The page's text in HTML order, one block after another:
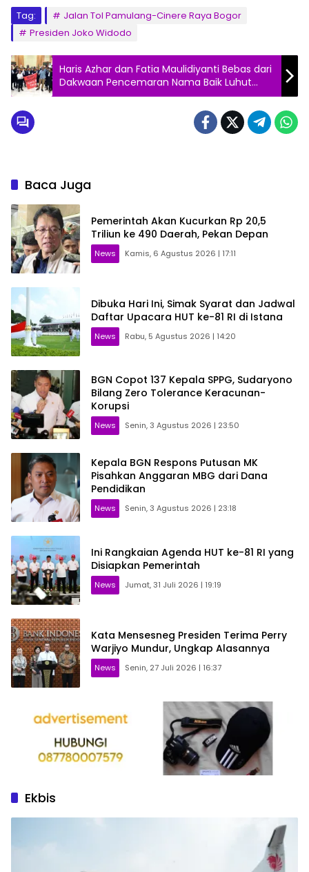
Tag:
Jalan Tol Pamulang-Cinere Raya Bogor
Presiden Joko Widodo
Haris Azhar dan Fatia Maulidiyanti Bebas dari
Dakwaan Pencemaran Nama Baik Luhut
Binsar Pandjaitan
Baca Juga
Pemerintah Akan Kucurkan Rp 20,5
Triliun ke 490 Daerah, Pekan Depan
News Kamis, 6 Agustus 2026 | 17:11
Dibuka Hari Ini, Simak Syarat dan Jadwal
Daftar Upacara HUT ke-81 RI di Istana
News Rabu, 5 Agustus 2026 | 14:20
BGN Copot 137 Kepala SPPG, Sudaryono
Bilang Zero Tolerance Keracunan-
Korupsi
News Senin, 3 Agustus 2026 | 23:50
Kepala BGN Respons Putusan MK
Pisahkan Anggaran MBG dari Dana
Pendidikan
News Senin, 3 Agustus 2026 | 23:18
Ini Rangkaian Agenda HUT ke-81 RI yang
Disiapkan Pemerintah
News Jumat, 31 Juli 2026 | 19:19
Kata Mensesneg Presiden Terima Perry
Warjiyo Mundur, Ungkap Alasannya
News Senin, 27 Juli 2026 | 16:37
Ekbis